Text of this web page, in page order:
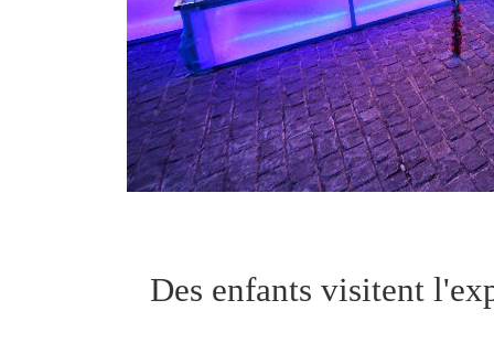
Des enfants visitent